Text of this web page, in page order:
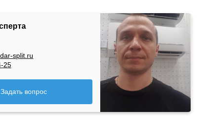
split.ru
25
Задать вопрос